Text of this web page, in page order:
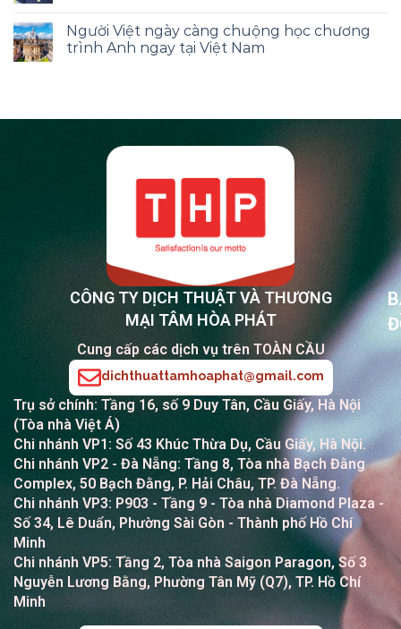
Người Việt ngày càng chuộng học chương
trình Anh ngay tại Việt Nam
CÔNG TY DỊCH THUẬT VÀ THƯƠNG
MẠI TÂM HÒA PHÁT
Cung cấp các dịch vụ trên TOÀN CẦU
dichthuattamhoaphat@gmail.com
Trụ sở chính: Tầng 16, số 9 Duy Tân, Cầu Giấy, Hà Nội
(Tòa nhà Việt Á)
Chi nhánh VP1: Số 43 Khúc Thừa Dụ, Cầu Giấy, Hà Nội.
Chi nhánh VP2 - Đà Nẵng: Tầng 8, Tòa nhà Bạch Đằng
Complex, 50 Bạch Đằng, P. Hải Châu, TP. Đà Nẵng.
Chi nhánh VP3: P903 - Tầng 9 - Tòa nhà Diamond Plaza -
Số 34, Lê Duẩn, Phường Sài Gòn - Thành phố Hồ Chí
Minh
Chi nhánh VP5: Tầng 2, Tòa nhà Saigon Paragon, Số 3
Nguyễn Lương Bằng, Phường Tân Mỹ (Q7), TP. Hồ Chí
Minh